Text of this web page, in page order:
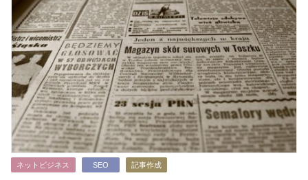
ネットビジネス SEO 記事作成